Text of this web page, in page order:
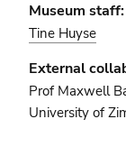
Museum staff:
Tine Huyse
External
Prof Maxwell
University of